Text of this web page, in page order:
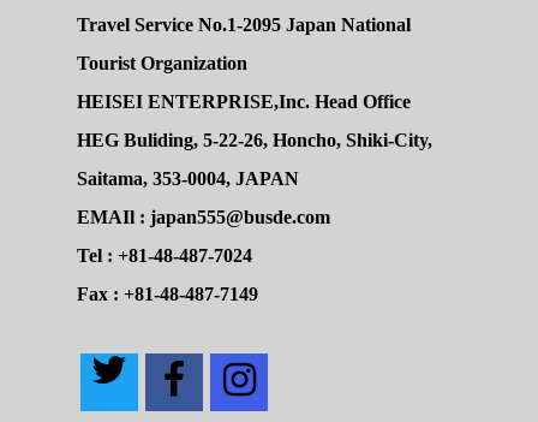
Travel Service No.1-2095 Japan National
Tourist Organization
HEISEI ENTERPRISE,Inc. Head Office
HEG Buliding, 5-22-26, Honcho, Shiki-City,
Saitama, 353-0004, JAPAN
EMAIl : japan555@busde.com
Tel : +81-48-487-7024
Fax : +81-48-487-7149